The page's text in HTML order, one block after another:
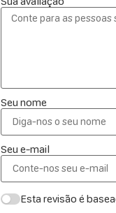
Seu nome
Seu e-mail
Esta revisão é